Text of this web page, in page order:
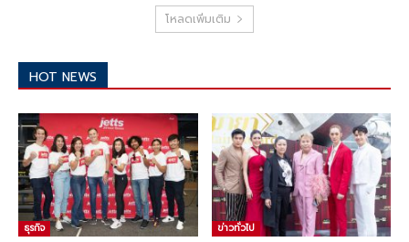
โหลดเพิ่มเติม
HOT NEWS
ธุรกิจ ข่าวทั่วไป